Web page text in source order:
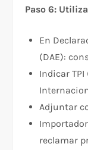
Paso 6:
En
(DAE):
Indicar
Adjuntar
reclamar